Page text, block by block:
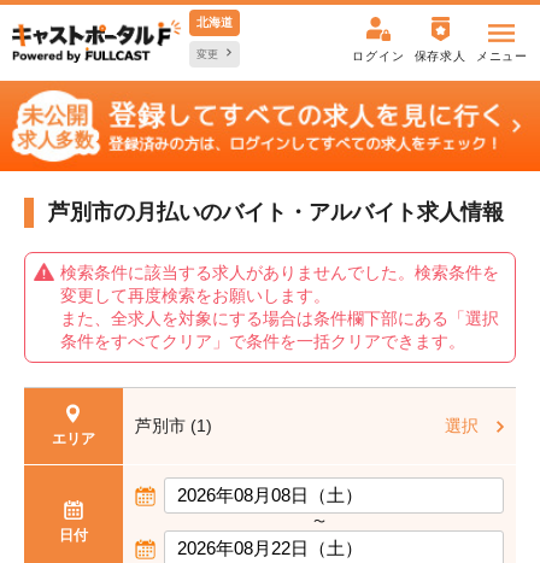
北海道
変更 ログイン 保存求人 メニュー
芦別市の月払いのバイト・アルバイト求人情報
検索条件に該当する求人がありませんでした。検索条件を
変更して再度検索をお願いします。
また、全求人を対象にする場合は条件欄下部にある「選択
条件をすべてクリア」で条件を一括クリアできます。
エリア
芦別市 (1) 選択
日付
〜